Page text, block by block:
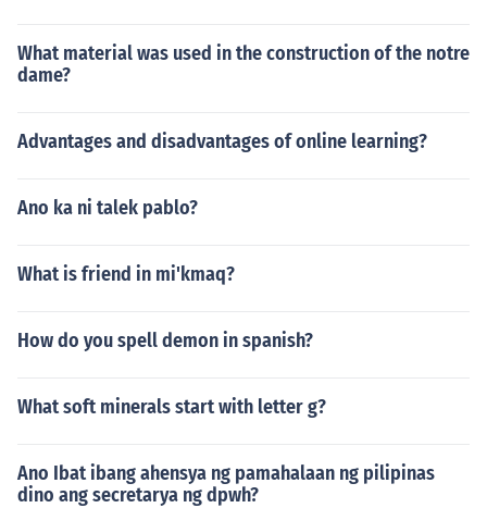
What material was used in the construction of the notre
dame?
Advantages and disadvantages of online learning?
Ano ka ni talek pablo?
What is friend in mi'kmaq?
How do you spell demon in spanish?
What soft minerals start with letter g?
Ano Ibat ibang ahensya ng pamahalaan ng pilipinas
dino ang secretarya ng dpwh?